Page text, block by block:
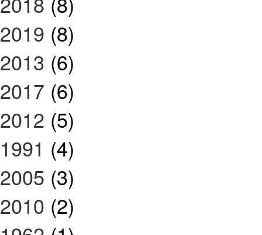
2019 (8)
2013 (6)
2017 (6)
2012 (5)
1991 (4)
2005 (3)
2010 (2)